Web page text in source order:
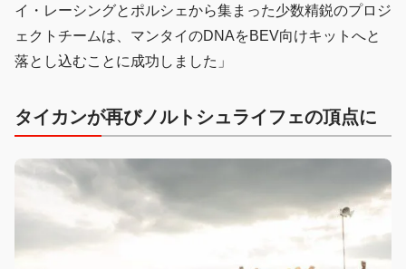
イ・レーシングとポルシェから集まった少数精鋭のプロジ
ェクトチームは、マンタイのDNAをBEV向けキットへと
落とし込むことに成功しました」
タイカンが再びノルトシュライフェの頂点に